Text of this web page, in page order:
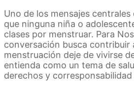
Uno de los mensajes
que ninguna niña o
clases por menstruar. Para
conversación busca contribuir
menstruación deje de vivirse
entienda como un tema de
derechos y corresponsabilidad